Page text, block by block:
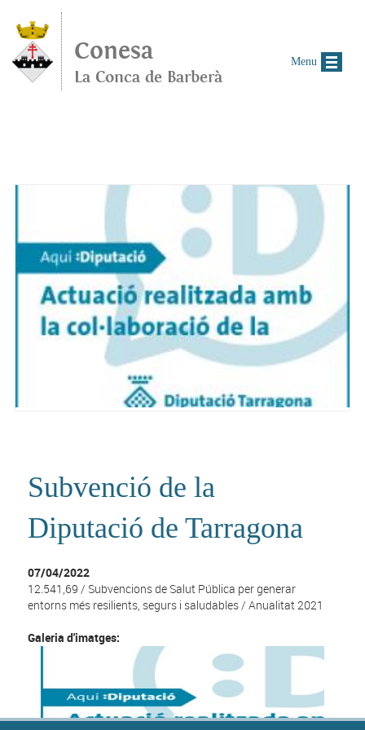
Conesa
La Conca de Barberà
Subvenció de la
Diputació de Tarragona
07/04/2022
12.541,69 / Subvencions de Salut Pública per generar
entorns més resilients, segurs i saludables / Anualitat 2021
Galeria d'imatges:
Menu